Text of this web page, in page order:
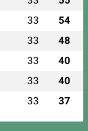
33 54
33 48
33 40
33 40
33 37